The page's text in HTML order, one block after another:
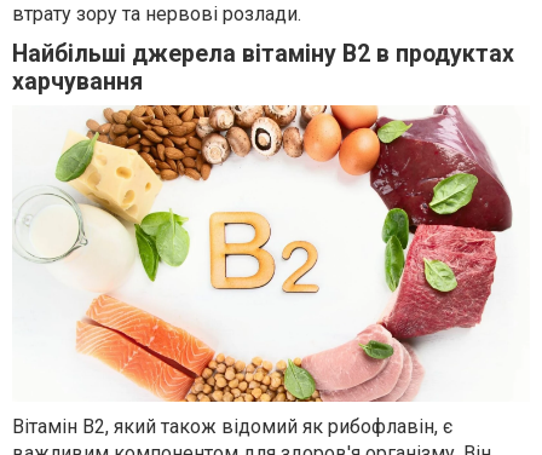
втрату зору та нервові розлади.
Найбільші джерела вітаміну В2 в продуктах
харчування
Вітамін В2, який також відомий як рибофлавін, є